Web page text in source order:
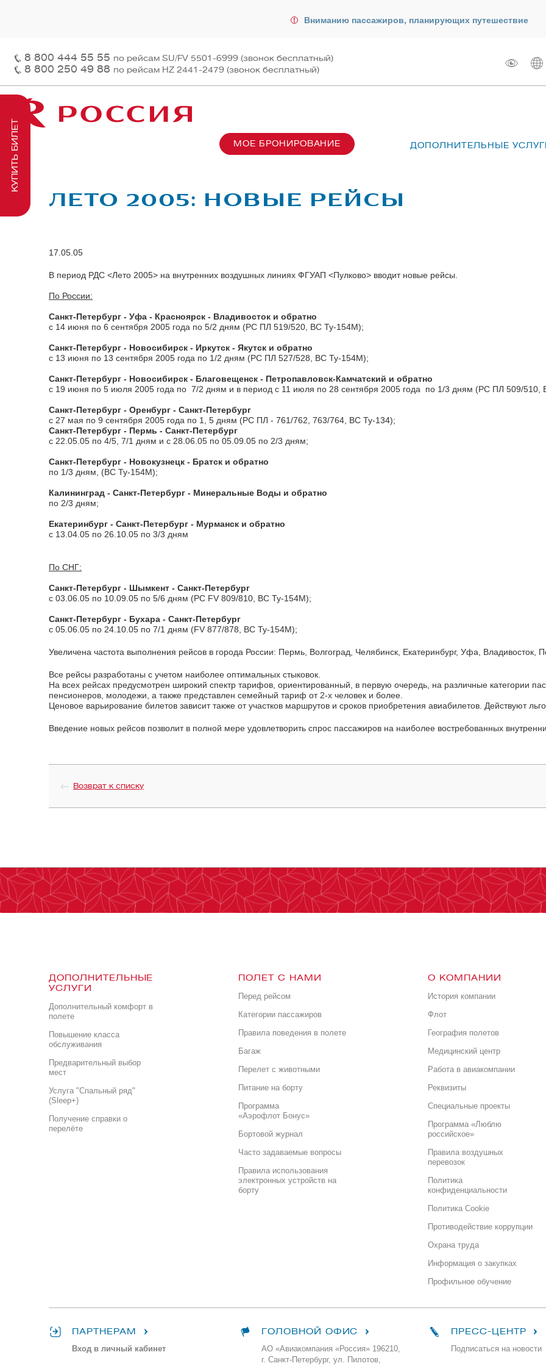
Вниманию пассажиров, планирующих путешествие
8 800 444 55 55 по рейсам SU/FV 5501-6999 (звонок бесплатный)
8 800 250 49 88 по рейсам HZ 2441-2479 (звонок бесплатный)
МОЕ БРОНИРОВАНИЕ ДОПОЛНИТЕЛЬНЫЕ
Заказ чартера
Пассажирам
ЛЕТО 2005: НОВЫЕ РЕЙСЫ
17.05.05
В период РДС <Лето 2005> на внутренних воздушных линиях ФГУАП <Пулково> вводит новые рейсы.
По России:
Санкт-Петербург - Уфа - Красноярск - Владивосток и обратно
с 14 июня по 6 сентября 2005 года по 5/2 дням (РС ПЛ 519/520, ВС Ту-154М);
Санкт-Петербург - Новосибирск - Иркутск - Якутск и обратно
с 13 июня по 13 сентября 2005 года по 1/2 дням (РС ПЛ 527/528, ВС Ту-154М);
Санкт-Петербург - Новосибирск - Благовещенск - Петропавловск-Камчатский и обратно
с 19 июня по 5 июля 2005 года по 7/2 дням и в период с 11 июля по 28 сентября 2005 года по 1/3 дням (РС ПЛ 509/510,
Санкт-Петербург - Оренбург - Санкт-Петербург
с 27 мая по 9 сентября 2005 года по 1, 5 дням (РС ПЛ - 761/762, 763/764, ВС Ту-134);
Санкт-Петербург - Пермь - Санкт-Петербург
с 22.05.05 по 4/5, 7/1 дням и с 28.06.05 по 05.09.05 по 2/3 дням;
Санкт-Петербург - Новокузнецк - Братск и обратно
по 1/3 дням, (ВС Ту-154М);
Калининград - Санкт-Петербург - Минеральные Воды и обратно
по 2/3 дням;
Екатеринбург - Санкт-Петербург - Мурманск и обратно
с 13.04.05 по 26.10.05 по 3/3 дням
По СНГ:
Санкт-Петербург - Шымкент - Санкт-Петербург
с 03.06.05 по 10.09.05 по 5/6 дням (РС FV 809/810, ВС Ту-154М);
Санкт-Петербург - Бухара - Санкт-Петербург
с 05.06.05 по 24.10.05 по 7/1 дням (FV 877/878, ВС Ту-154М);
Увеличена частота выполнения рейсов в города России: Пермь, Волгоград, Челябинск, Екатеринбург, Уфа, Владивосток,
Все рейсы разработаны с учетом наиболее оптимальных стыковок.
На всех рейсах предусмотрен широкий спектр тарифов, ориентированный, в первую очередь, на различные категории
пенсионеров, молодежи, а также представлен семейный тариф от 2-х человек и более.
Ценовое варьирование билетов зависит также от участков маршрутов и сроков приобретения авиабилетов. Действуют
Введение новых рейсов позволит в полной мере удовлетворить спрос пассажиров на наиболее востребованных
Возврат к списку
ДОПОЛНИТЕЛЬНЫЕ
УСЛУГИ
Дополнительный комфорт в
полете
Повышение класса
обслуживания
Предварительный выбор
мест
Услуга "Спальный ряд"
(Sleep+)
Получение справки о
перелёте
ПОЛЕТ С НАМИ
Перед рейсом
Категории пассажиров
Правила поведения в полете
Багаж
Перелет с животными
Питание на борту
Программа
«Аэрофлот Бонус»
Бортовой журнал
Часто задаваемые вопросы
Правила использования
электронных устройств на
борту
О КОМПАНИИ
История компании
Флот
География полетов
Медицинский центр
Работа в авиакомпании
Реквизиты
Специальные проекты
Программа «Люблю
российское»
Правила воздушных
перевозок
Политика
конфиденциальности
Политика Cookie
Противодействие коррупции
Охрана труда
Информация о закупках
Профильное обучение
ПАРТНЕРАМ
Вход в личный кабинет
ГОЛОВНОЙ ОФИС
АО «Авиакомпания «Россия» 196210,
г. Санкт-Петербург, ул. Пилотов,
ПРЕСС-ЦЕНТР
Подписаться на новости
КУПИТЬ БИЛЕТ